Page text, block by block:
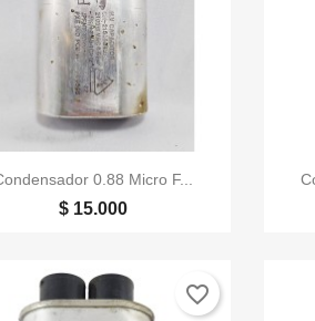
Vista rápida
0.88 Micro F...
$ 15.000
favorite_border